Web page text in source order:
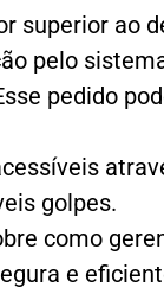
superior ao
pelo
pedido
golpes.
como
e